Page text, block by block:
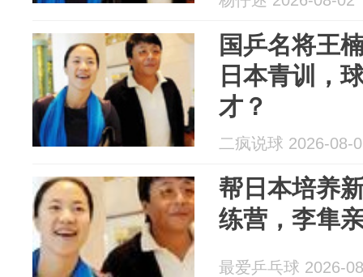
国乒名将王
日本青训，
才？
二疯说球 2026-08-
帮日本培养
练营，李隼
最爱乒乓球 2026-